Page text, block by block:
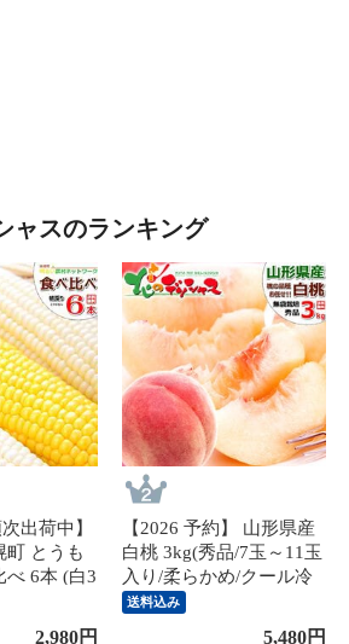
ャスのランキング
出荷中】
町 とうも
べ 6本 (白3
ル冷蔵)
農村ネット
2,980円
【2026 予約】 山形県産
白桃 3kg(秀品/7玉～11玉
入り/柔らかめ/クール冷
蔵) 桃 もも モモ はくと
う 白桃 夏ギフト ギフト
送料込み
5,480円